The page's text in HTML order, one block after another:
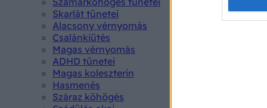
Skarlát tünetei
Alacsony vérnyomás
Csalánkiütés
Magas vérnyomás
ADHD tünetei
Magas koleszterin
Hasmenés
Száraz köhögés